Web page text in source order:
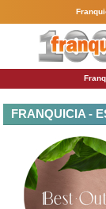
FRANQUICIA -